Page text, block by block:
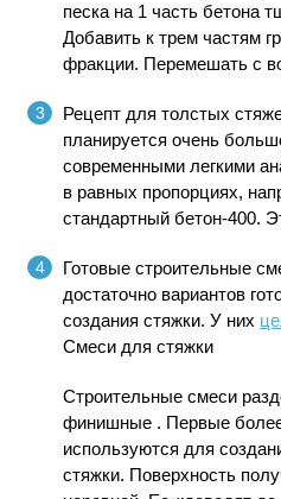
песка на 1 часть бетона
Добавить к трем частям
фракции. Перемешать с
Рецепт для толстых
планируется очень
современными легкими
в равных пропорциях,
стандартный бетон-400.
Готовые строительные
достаточно вариантов
создания стяжки. У них
Смеси для стяжки
Строительные смеси
финишные . Первые
используются для
стяжки. Поверхность